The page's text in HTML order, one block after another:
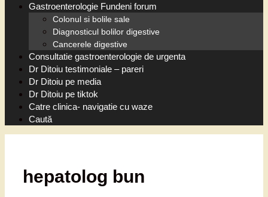
Gastroenterologie Fundeni forum
Colonul si bolile sale
Diagnosticul bolilor digestive
Cancerele digestive
Consultatie gastroenterologie de urgenta
Dr Ditoiu testimoniale – pareri
Dr Ditoiu pe media
Dr Ditoiu pe tiktok
Catre clinica- navigatie cu waze
Caută
hepatolog bun